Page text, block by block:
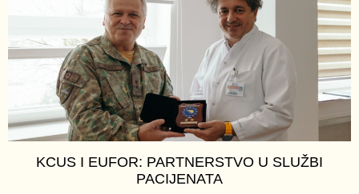
KCUS I EUFOR: PARTNERSTVO U SLUŽBI
PACIJENATA